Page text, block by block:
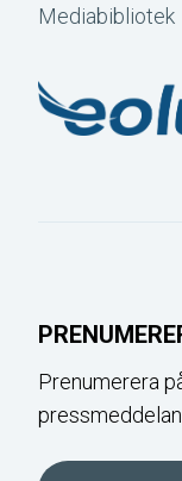
Mediabibliotek
Prenumerera